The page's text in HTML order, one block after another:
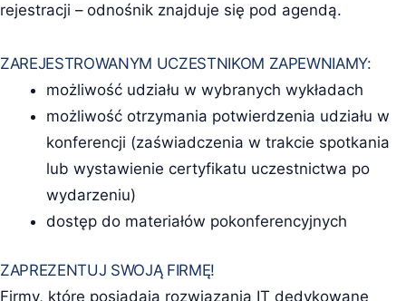
rejestracji – odnośnik znajduje się pod agendą.
ZAREJESTROWANYM UCZESTNIKOM ZAPEWNIAMY:
możliwość udziału w wybranych wykładach
możliwość otrzymania potwierdzenia udziału w
konferencji (zaświadczenia w trakcie spotkania
lub wystawienie certyfikatu uczestnictwa po
wydarzeniu)
dostęp do materiałów pokonferencyjnych
ZAPREZENTUJ SWOJĄ FIRMĘ!
Firmy, które posiadają rozwiązania IT dedykowane